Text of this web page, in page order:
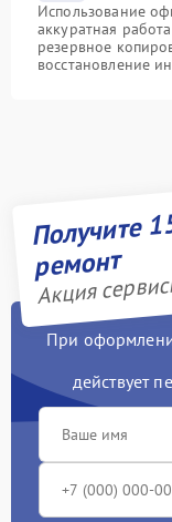
Использование
аккуратная
резервное
восстановление
Получите
ремонт
Акция
При
действует